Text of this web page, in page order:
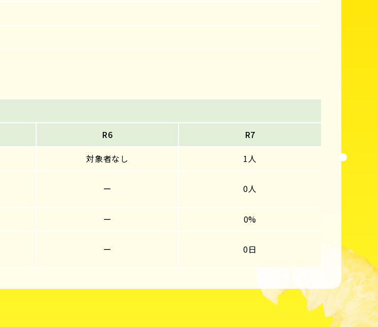
R6
R7
対象者なし
1人
ー 0人
ー
0%
ー 0日